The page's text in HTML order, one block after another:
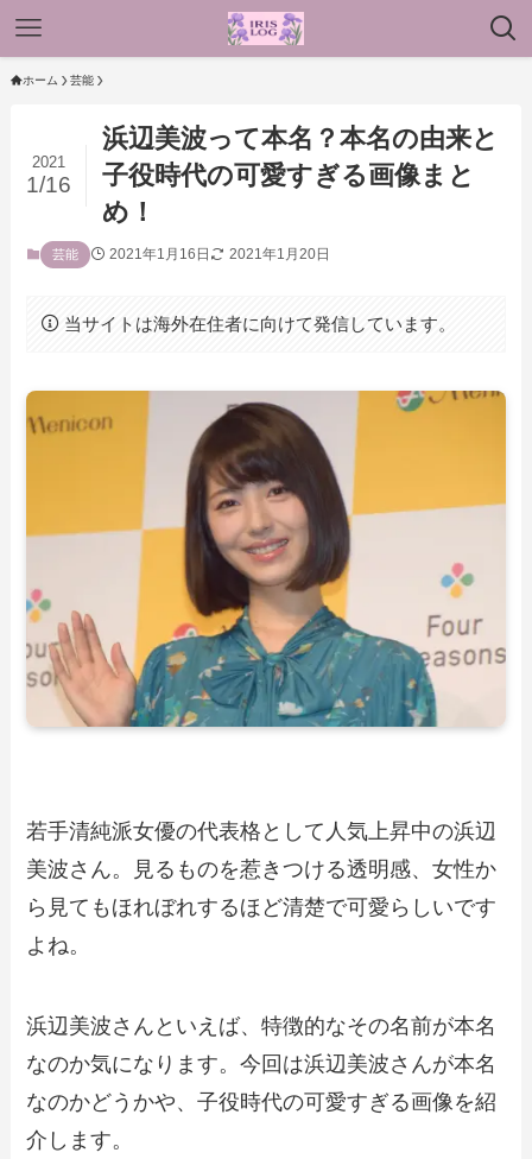
ホーム 芸能
浜辺美波って本名？本名の由来と
子役時代の可愛すぎる画像まと
め！
2021
1/16
芸能 2021年1月16日 2021年1月20日
当サイトは海外在住者に向けて発信しています。
若手清純派女優の代表格として人気上昇中の浜辺
美波さん。見るものを惹きつける透明感、女性か
ら見てもほれぼれするほど清楚で可愛らしいです
よね。
浜辺美波さんといえば、特徴的なその名前が本名
なのか気になります。今回は浜辺美波さんが本名
なのかどうかや、子役時代の可愛すぎる画像を紹
介します。